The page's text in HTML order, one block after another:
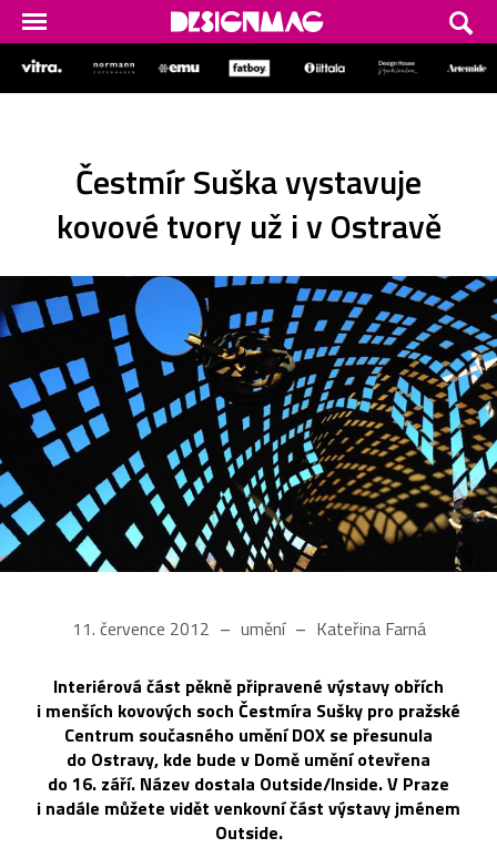
Čestmír Suška vystavuje
kovové tvory už i v Ostravě
11. července 2012 umění Kateřina Farná
Interiérová část pěkně připravené výstavy obřích
i menších kovových soch Čestmíra Sušky pro pražské
Centrum současného umění DOX se přesunula
do Ostravy, kde bude v Domě umění otevřena
do 16. září. Název dostala Outside/Inside. V Praze
i nadále můžete vidět venkovní část výstavy jménem
Outside.